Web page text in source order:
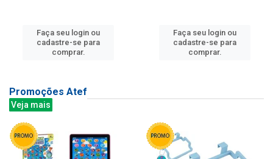
Faça seu login ou
cadastre-se para
comprar.
Faça seu login ou
cadastre-se para
comprar.
Promoções Atef
Veja mais